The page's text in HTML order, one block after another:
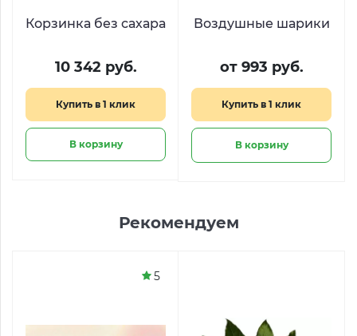
Корзинка без сахара
10 342 руб.
Купить в 1 клик
В корзину
Воздушные шарики
от 993 руб.
Купить в 1 клик
В корзину
Рекомендуем
5